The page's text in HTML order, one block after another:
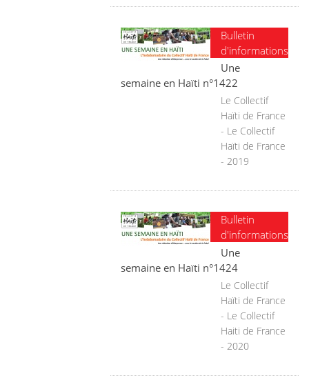
Bulletin
d'informations
Une
semaine en Haïti n°1422
Le Collectif
Haïti de France
- Le Collectif
Haïti de France
- 2019
Bulletin
d'informations
Une
semaine en Haïti n°1424
Le Collectif
Haïti de France
- Le Collectif
Haiti de France
- 2020